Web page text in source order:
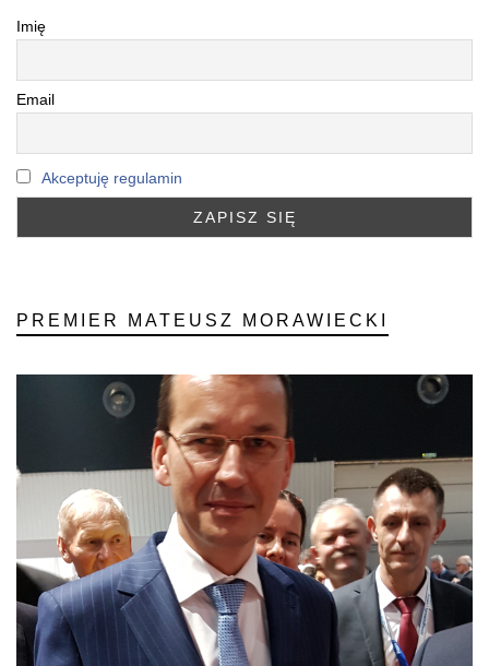
Imię
Email
Akceptuję regulamin
PREMIER MATEUSZ MORAWIECKI